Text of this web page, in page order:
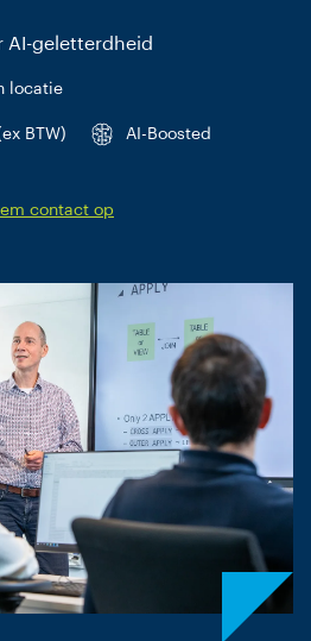
AI-geletterdheid
locatie
BTW) AI-Boosted
contact op